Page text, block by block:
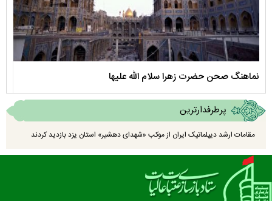
نماهنگ صحن حضرت زهرا سلام الله علیها
پرطرفدارترین
مقامات ارشد دیپلماتیک ایران از موکب «شهدای دهشیر» استان یزد بازدید کردند